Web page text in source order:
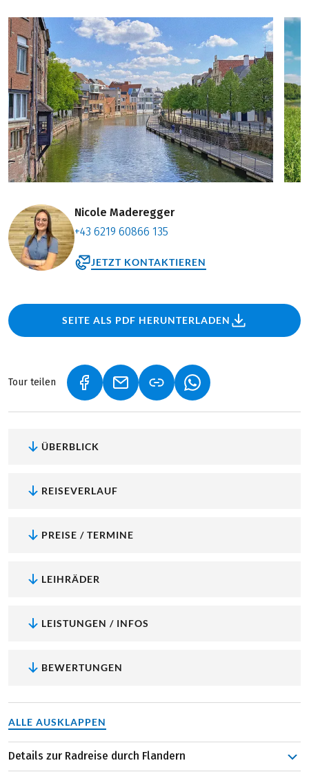
Nicole Maderegger
+43 6219 60866 135
JETZT KONTAKTIEREN
SEITE ALS PDF HERUNTERLADEN
Tour teilen (LINK ÖFFNET IN NEUEM TAB)
(LINK ÖFFNET IN NEUEM TAB)
(LINK ÖFFNET IN
ÜBERBLICK
REISEVERLAUF
PREISE / TERMINE
LEIHRÄDER
LEISTUNGEN / INFOS
BEWERTUNGEN
ALLE AUSKLAPPEN
Details zur Radreise durch Flandern